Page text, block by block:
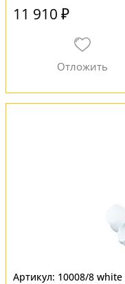
11 910 ₽
10008/8 white